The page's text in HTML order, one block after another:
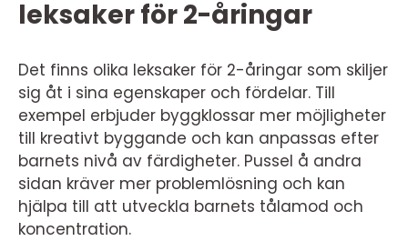
leksaker för 2-åringar
Det finns olika leksaker för 2-åringar som skiljer
sig åt i sina egenskaper och fördelar. Till
exempel erbjuder byggklossar mer möjligheter
till kreativt byggande och kan anpassas efter
barnets nivå av färdigheter. Pussel å andra
sidan kräver mer problemlösning och kan
hjälpa till att utveckla barnets tålamod och
koncentration.